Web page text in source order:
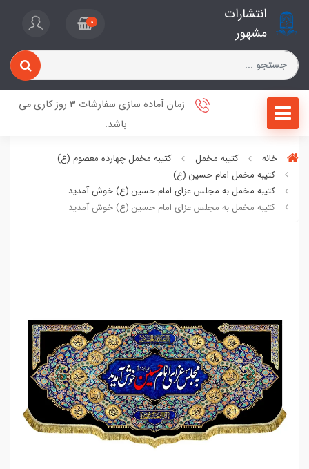
انتشارات
مشهور
0
زمان آماده سازی سفارشات 3 روز کاری می
باشد.
خانه کتیبه مخمل
کتیبه مخمل چهارده معصوم (ع)
کتیبه مخمل امام حسین (ع)
کتیبه مخمل به مجلس عزای امام حسین (ع) خوش آمدید
کتیبه مخمل به مجلس عزای امام حسین (ع) خوش آمدید